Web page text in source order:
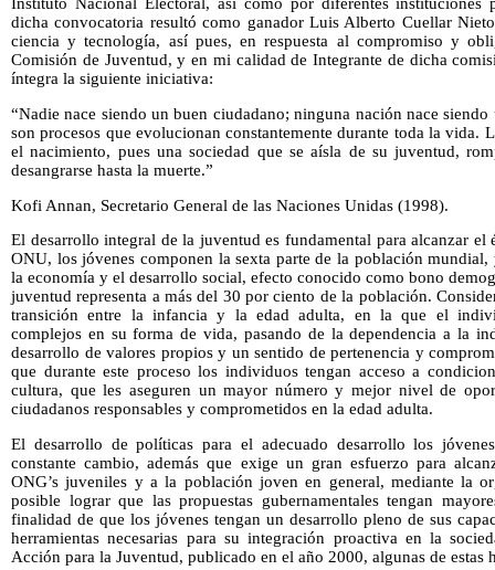
Instituto Nacional Electoral, así como por diferentes instituciones
dicha convocatoria resultó como ganador Luis Alberto Cuellar
ciencia y tecnología, así pues, en respuesta al compromiso y
Comisión de Juventud, y en mi calidad de Integrante de dicha
íntegra la siguiente iniciativa:
“Nadie nace siendo un buen ciudadano; ninguna nación nace
son procesos que evolucionan constantemente durante toda la vida.
el nacimiento, pues una sociedad que se aísla de su juventud,
desangrarse hasta la muerte.”
Kofi Annan, Secretario General de las Naciones Unidas (1998).
El desarrollo integral de la juventud es fundamental para alcanzar el
ONU, los jóvenes componen la sexta parte de la población
la economía y el desarrollo social, efecto conocido como bono
juventud representa a más del 30 por ciento de la población.
transición entre la infancia y la edad adulta, en la que el
complejos en su forma de vida, pasando de la dependencia a la
desarrollo de valores propios y un sentido de pertenencia y
que durante este proceso los individuos tengan acceso a
cultura, que les aseguren un mayor número y mejor nivel de
ciudadanos responsables y comprometidos en la edad adulta.
El desarrollo de políticas para el adecuado desarrollo los
constante cambio, además que exige un gran esfuerzo para
ONG’s juveniles y a la población joven en general, mediante la
posible lograr que las propuestas gubernamentales tengan
finalidad de que los jóvenes tengan un desarrollo pleno de sus
herramientas necesarias para su integración proactiva en la
Acción para la Juventud, publicado en el año 2000, algunas de estas